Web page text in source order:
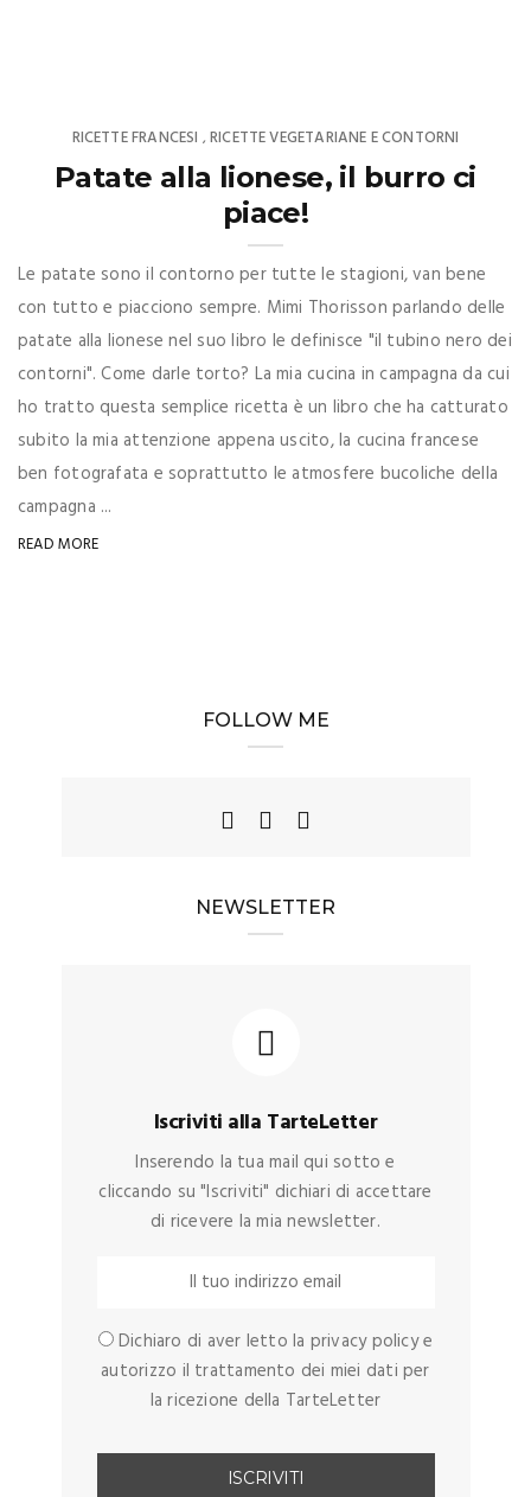
RICETTE FRANCESI ,RICETTE VEGETARIANE E CONTORNI
Patate alla lionese, il burro ci
piace!
Le patate sono il contorno per tutte le stagioni, van bene
con tutto e piacciono sempre. Mimi Thorisson parlando delle
patate alla lionese nel suo libro le definisce "il tubino nero dei
contorni". Come darle torto? La mia cucina in campagna da cui
ho tratto questa semplice ricetta è un libro che ha catturato
subito la mia attenzione appena uscito, la cucina francese
ben fotografata e soprattutto le atmosfere bucoliche della
campagna ...
READ MORE
FOLLOW ME
NEWSLETTER
Iscriviti alla TarteLetter
Inserendo la tua mail qui sotto e
cliccando su "Iscriviti" dichiari di accettare
di ricevere la mia newsletter.
Dichiaro di aver letto la privacy policy e
autorizzo il trattamento dei miei dati per
la ricezione della TarteLetter